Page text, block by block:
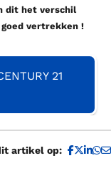
dit het verschil
vertrekken !
21
artikel op: